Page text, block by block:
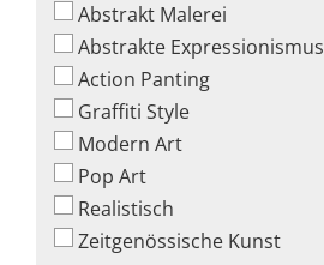
Abstrakt Malerei
Abstrakte Expressionismus
Action Panting
Graffiti Style
Modern Art
Pop Art
Realistisch
Zeitgenössische Kunst